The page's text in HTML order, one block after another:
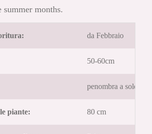
summer months.
da Febbraio
50-60cm
penombra a sole
piante: 80 cm